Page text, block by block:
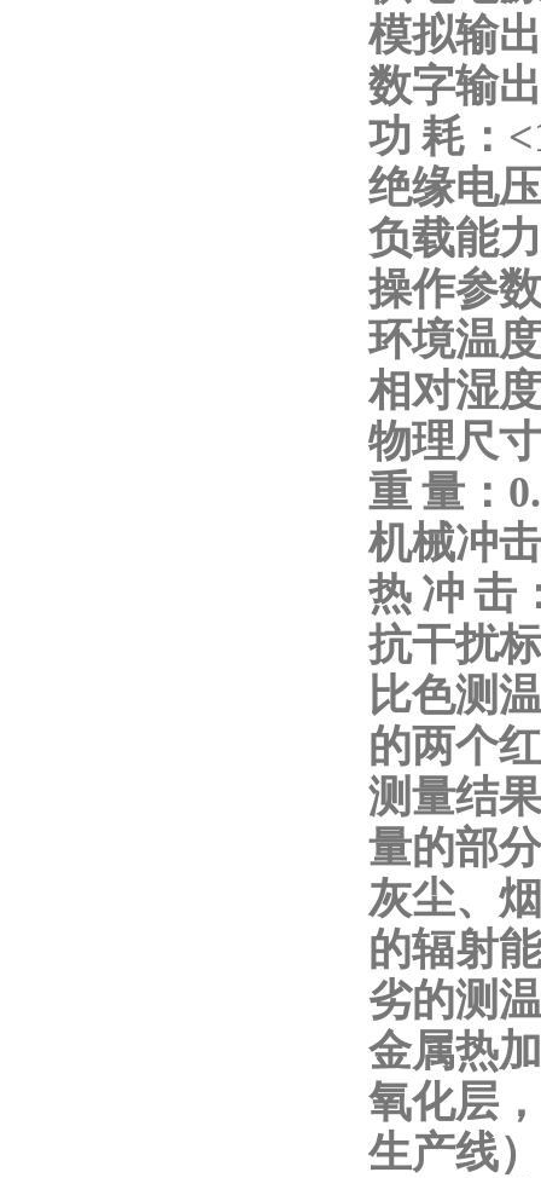
模拟输
数字输
功 耗：
绝缘电
负载能
操作参
环境温
相对湿
物理尺
重 量：
机械冲
热 冲 击
抗干扰
比色测
的两个
测量结
量的部
灰尘、
的辐射
劣的测
金属热
氧化层
生产线